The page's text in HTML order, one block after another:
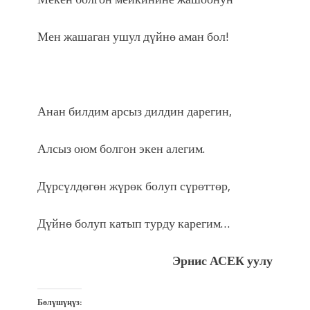
Мен жашаган ушул дүйнө аман бол!
Анан билдим арсыз дилдин дарегин,
Алсыз оюм болгон экен алегим.
Дүрсүлдөгөн жүрөк болуп сүрөттөр,
Дүйнө болуп катып турду карегим…
Эрнис АСЕК уулу
Бөлүшүңүз: